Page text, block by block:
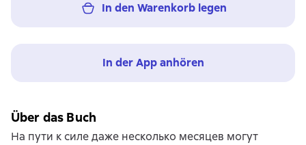
In den Warenkorb legen
In der App anhören
Über das Buch
На пути к силе даже несколько месяцев могут